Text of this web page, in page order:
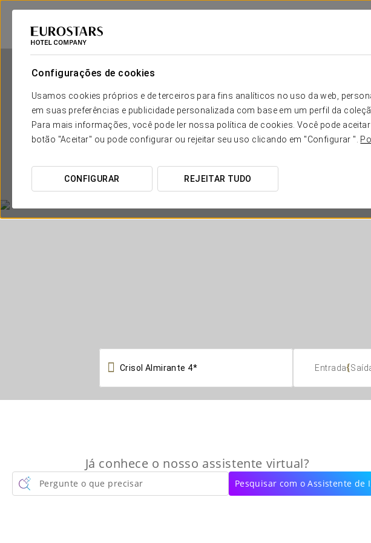
Configurações de cookies
Usamos cookies próprios e de terceiros para fins analíticos no uso da web,
em suas preferências e publicidade personalizada com base em um perfil da
Para mais informações, você pode ler nossa política de cookies. Você pode
botão "Aceitar" ou pode configurar ou rejeitar seu uso clicando em "Configurar ".
CONFIGURAR REJEITAR TUDO
 Entrada{
Já conhece o nosso assistente virtual?
Pergunte o que precisar Pesquisar com o Assistente de